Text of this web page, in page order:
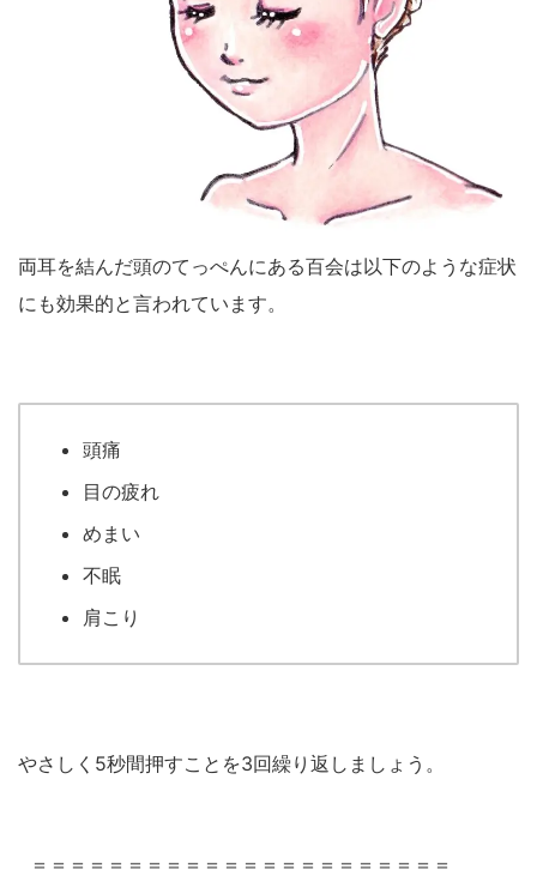
両耳を結んだ頭のてっぺんにある百会は以下のような症状
にも効果的と言われています。
頭痛
目の疲れ
めまい
不眠
肩こり
やさしく5秒間押すことを3回繰り返しましょう。
＝＝＝＝＝＝＝＝＝＝＝＝＝＝＝＝＝＝＝＝＝＝